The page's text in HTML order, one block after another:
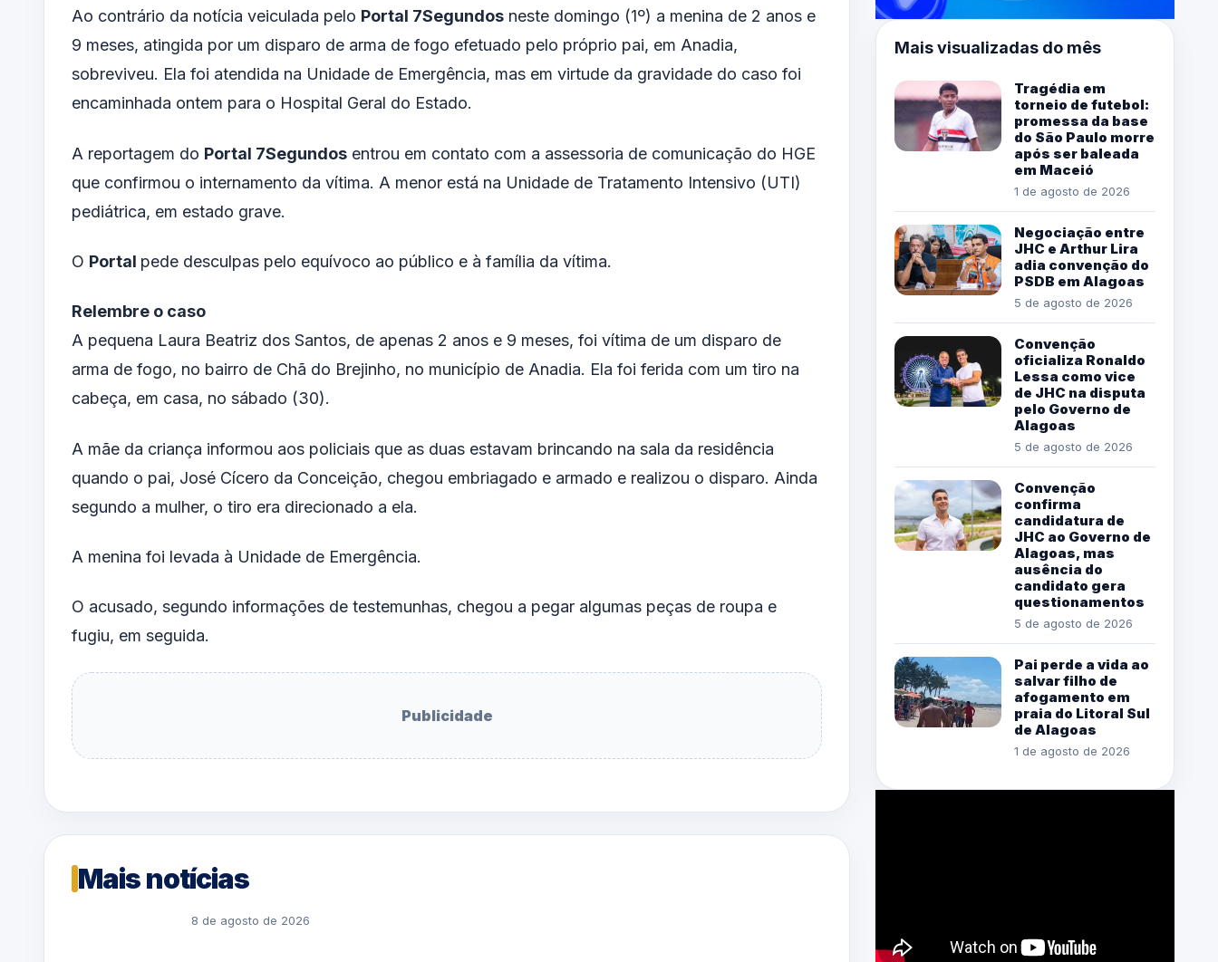
Ao contrário da notícia veiculada pelo Portal 7Segundos neste domingo (1º) a menina de 2 anos e
9 meses, atingida por um disparo de arma de fogo efetuado pelo próprio pai, em Anadia,
sobreviveu. Ela foi atendida na Unidade de Emergência, mas em virtude da gravidade do caso foi
encaminhada ontem para o Hospital Geral do Estado.
A reportagem do Portal 7Segundos entrou em contato com a assessoria de comunicação do HGE
que confirmou o internamento da vítima. A menor está na Unidade de Tratamento Intensivo (UTI)
pediátrica, em estado grave.
O Portal pede desculpas pelo equívoco ao público e à família da vítima.
Relembre o caso
A pequena Laura Beatriz dos Santos, de apenas 2 anos e 9 meses, foi vítima de um disparo de
arma de fogo, no bairro de Chã do Brejinho, no município de Anadia. Ela foi ferida com um tiro na
cabeça, em casa, no sábado (30).
A mãe da criança informou aos policiais que as duas estavam brincando na sala da residência
quando o pai, José Cícero da Conceição, chegou embriagado e armado e realizou o disparo. Ainda
segundo a mulher, o tiro era direcionado a ela.
A menina foi levada à Unidade de Emergência.
O acusado, segundo informações de testemunhas, chegou a pegar algumas peças de roupa e
fugiu, em seguida.
Publicidade
Mais notícias
8 de agosto de 2026
Mais visualizadas do mês
Tragédia em
torneio de futebol:
promessa da base
do São Paulo morre
após ser baleada
em Maceió
1 de agosto de 2026
Negociação entre
JHC e Arthur Lira
adia convenção do
PSDB em Alagoas
5 de agosto de 2026
Convenção
oficializa Ronaldo
Lessa como vice
de JHC na disputa
pelo Governo de
Alagoas
5 de agosto de 2026
Convenção
confirma
candidatura de
JHC ao Governo de
Alagoas, mas
ausência do
candidato gera
questionamentos
5 de agosto de 2026
Pai perde a vida ao
salvar filho de
afogamento em
praia do Litoral Sul
de Alagoas
1 de agosto de 2026